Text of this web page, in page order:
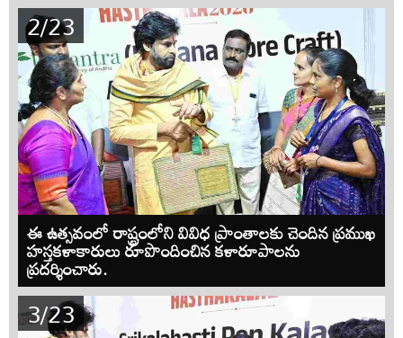
2/23
ఈ ఉత్సవంలో రాష్ట్రంలోని వివిధ ప్రాంతాలకు చెందిన ప్రముఖ
హస్తకళాకారులు రూపొందించిన కళారూపాలను
ప్రదర్శించారు.
3/23